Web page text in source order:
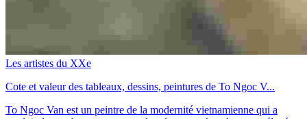
Les artistes du XXe
Cote et valeur des tableaux, dessins, peintures de To Ngoc V...
To Ngoc Van est un peintre de la modernité vietnamienne qui a